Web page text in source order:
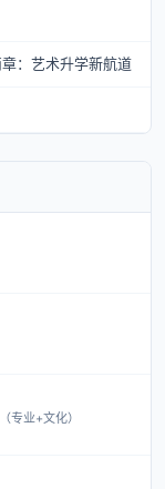
：艺术升学新航道
专业+文化）